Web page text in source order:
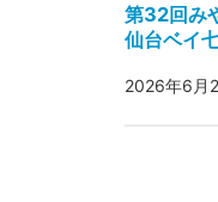
第32回み
仙台ベイ
2026年6月